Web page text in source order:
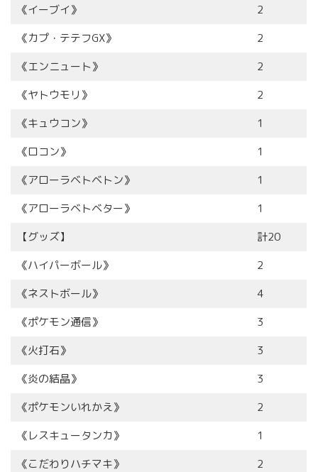
《イーブイ》
2
《カプ・テテフGX》
2
《エンニュート》
2
《ヤトウモリ》
2
《キュウコン》
1
《ロコン》
1
《アローラベトベトン》
1
《アローラベトベター》
1
【グッズ】
計20
《ハイパーボール》
2
《ネストボール》
4
《ポケモン通信》
3
《火打石》
3
《炎の結晶》
3
《ポケモンいれかえ》
2
《レスキュータンカ》
1
《こだわりハチマキ》
2